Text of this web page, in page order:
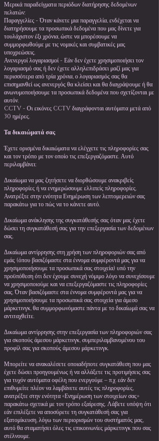
Μερικά παραδείγματα περιόδων διατήρησης δεδομένων
πελατών:
Παραγγελίες - Όταν κάνετε μια παραγγελία, ενδέχεται να
διατηρήσουμε τα προσωπικά δεδομένα που μας δίνετε για
τουλάχιστον έξι χρόνια, ώστε να μπορέσουμε να
συμμορφωθούμε με τις νομικές και συμβατικές μας
υποχρεώσεις.
Ανενεργοί λογαριασμοί - Εάν δεν έχετε χρησιμοποιήσει τον
λογαριασμό σας ή δεν έχετε αλληλεπιδράσει μαζί μας για
περισσότερα από τρία χρόνια, ο λογαριασμός σας θα
επισημανθεί ως ανενεργός θα κλείσει και θα διαγράψουμε ή θα
ανωνυμοποιήσουμε τα προσωπικά δεδομένα που σχετίζονται με
αυτόν.
CCTV - Οι εικόνες CCTV διαγράφονται αυτόματα μετά από
30 ημέρες.
Τα δικαιώματά σας
Έχετε ορισμένα δικαιώματα να ελέγχετε τις πληροφορίες σας
και τον τρόπο με τον οποίο τις επεξεργαζόμαστε. Αυτό
περιλαμβάνει:
Δικαίωμα να μας ζητήσετε να διορθώσουμε ανακριβείς
πληροφορίες ή να ενημερώσουμε ελλιπείς πληροφορίες.
Ανατρέξτε στην ενότητα Ενημέρωση των λεπτομερειών σας
παρακάτω για το πώς να το κάνετε αυτό.
Δικαίωμα ανάκλησης της συγκατάθεσής σας όταν μας έχετε
δώσει τη συγκατάθεσή σας για την επεξεργασία των δεδομένων
σας.
Δικαίωμα αντίρρησης στη χρήση των πληροφοριών σας από
εμάς (όπου βασιζόμαστε στα έννομα συμφέροντά μας για να
χρησιμοποιήσουμε τα προσωπικά σας στοιχεία) υπό την
προϋπόθεση ότι δεν έχουμε συνεχή νόμιμο λόγο να συνεχίσουμε
να χρησιμοποιούμε και να επεξεργαζόμαστε τις πληροφορίες
σας. Όταν βασιζόμαστε στα έννομα συμφέροντά μας για να
χρησιμοποιήσουμε τα προσωπικά σας στοιχεία για άμεσο
μάρκετινγκ, θα συμμορφωνόμαστε πάντα με το δικαίωμά σας να
αντιταχθείτε.
Δικαίωμα αντίρρησης στην επεξεργασία των πληροφοριών σας
για σκοπούς άμεσου μάρκετινγκ, συμπεριλαμβανομένου του
προφίλ σας για σκοπούς άμεσου μάρκετινγκ.
Μπορείτε να ανακαλέσετε οποιαδήποτε συγκατάθεση που μας
έχετε δώσει προηγουμένως ή να αλλάξετε τις προτιμήσεις σας
για τυχόν αυτόματα οφέλη που ενεργούμε – π.χ. εάν δεν
επιθυμείτε πλέον να λαμβάνετε αυτές τις πληροφορίες,
ανατρέξτε στην ενότητα «Ενημέρωση των στοιχείων σας»
παρακάτω σχετικά με τον τρόπο εξαίρεσης. Λάβετε υπόψη ότι
εάν επιλέξετε να αποσύρετε τη συγκατάθεσή σας για
εξατομίκευση, λόγω των περιορισμών του συστήματός μας,
αυτό θα σταματήσει όλες τις επικοινωνίες μάρκετινγκ που σας
στέλνουμε.